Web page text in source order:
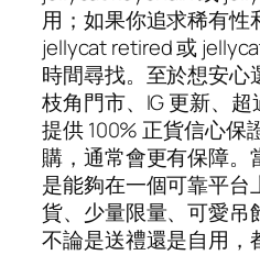
用；如果你追求稀有性
jellycat retired 或
時間尋找。至於想安心
枝角門市、IG 更新、
提供 100% 正貨信心保
購，通常會更有保障。
是能夠在一個可靠平台
貨、少量限量、可愛吊
不論是送禮還是自用，